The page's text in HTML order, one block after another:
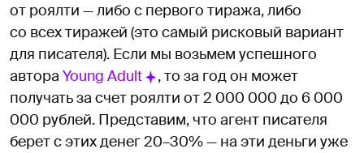
от роялти — либо с первого тиража, либо
со всех тиражей (это самый рисковый вариант
для писателя). Если мы возьмем успешного
автора Young Adult
, то за год он может
получать за счет роялти от 2 000 000 до 6 000
000 рублей. Представим, что агент писателя
берет с этих денег 20–30% — на эти деньги уже